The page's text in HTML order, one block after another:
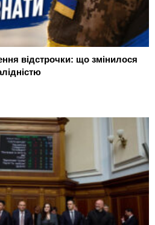
відстрочки: що змінилося